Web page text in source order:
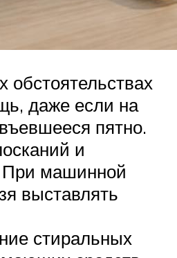
обстоятельствах
даже если на
пятно.
и
машинной
выставлять
стиральных